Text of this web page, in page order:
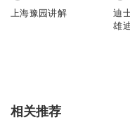
上海豫园讲解
迪
雄
相关推荐